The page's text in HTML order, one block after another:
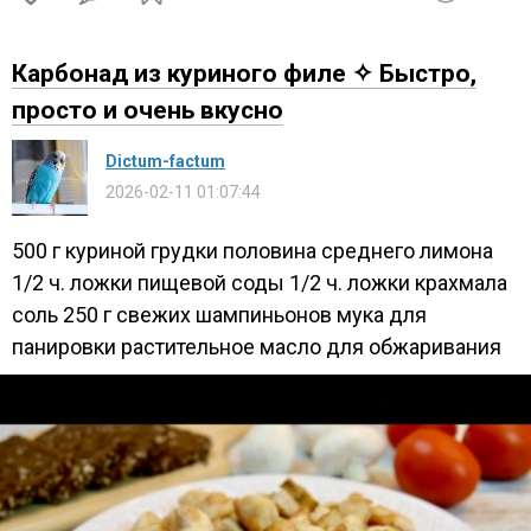
Карбонад из куриного филе ✧ Быстро,
просто и очень вкусно
Dictum-factum
2026-02-11 01:07:44
500 г куриной грудки половина среднего лимона
1/2 ч. ложки пищевой соды 1/2 ч. ложки крахмала
соль 250 г свежих шампиньонов мука для
панировки растительное масло для обжаривания